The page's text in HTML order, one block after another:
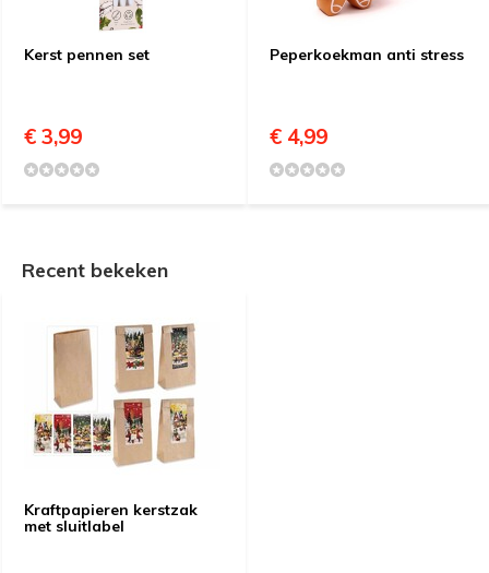
Kerst pennen set
€ 3,99
Peperkoekman anti stress
€ 4,99
Recent bekeken
Kraftpapieren kerstzak
met sluitlabel